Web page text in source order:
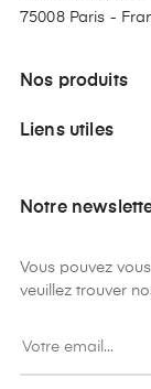
75008 Paris -
Nos produits
Liens utiles
Notre
Vous pouvez
veuillez trouver